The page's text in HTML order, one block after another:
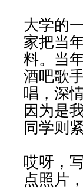
大学的
家把当
料。当
酒吧歌
唱，深
因为是
同学则
哎呀，
点照片